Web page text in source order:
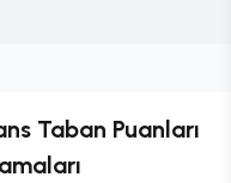
Taban Puanları